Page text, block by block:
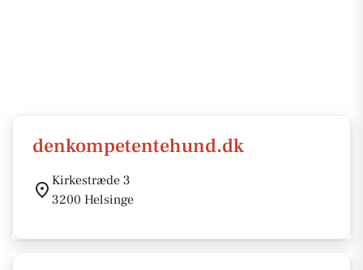
denkompetentehund.dk
Kirkestræde 3
3200 Helsinge